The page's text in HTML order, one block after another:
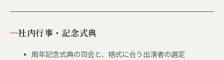
社内行事・記念式典
周年記念式典の司会と、格式に合う出演者の選定